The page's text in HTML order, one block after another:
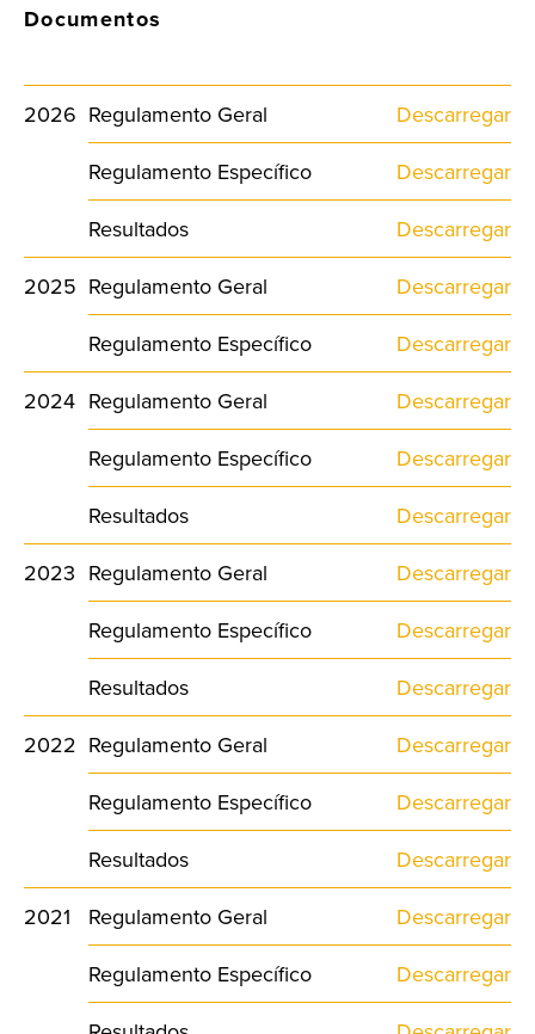
Documentos
2026 Regulamento Geral
Descarregar
Regulamento Específico
Descarregar
Resultados
Descarregar
2025 Regulamento Geral
Descarregar
Regulamento Específico
Descarregar
2024 Regulamento Geral
Descarregar
Regulamento Específico
Descarregar
Resultados
Descarregar
2023 Regulamento Geral
Descarregar
Regulamento Específico
Descarregar
Resultados
Descarregar
2022 Regulamento Geral
Descarregar
Regulamento Específico
Descarregar
Resultados
Descarregar
2021
Regulamento Geral
Descarregar
Regulamento Específico
Descarregar